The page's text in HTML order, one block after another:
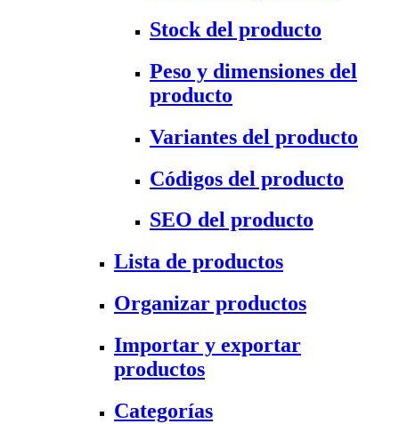
Stock del producto
Peso y dimensiones del
producto
Variantes del producto
Códigos del producto
SEO del producto
Lista de productos
Organizar productos
Importar y exportar
productos
Categorías